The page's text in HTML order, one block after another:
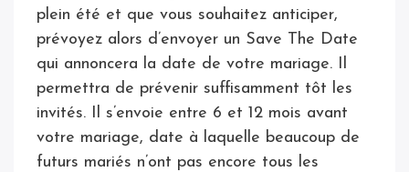
plein été et que vous souhaitez anticiper,
prévoyez alors d’envoyer un Save The Date
qui annoncera la date de votre mariage. Il
permettra de prévenir suffisamment tôt les
invités. Il s’envoie entre 6 et 12 mois avant
votre mariage, date à laquelle beaucoup de
futurs mariés n’ont pas encore tous les